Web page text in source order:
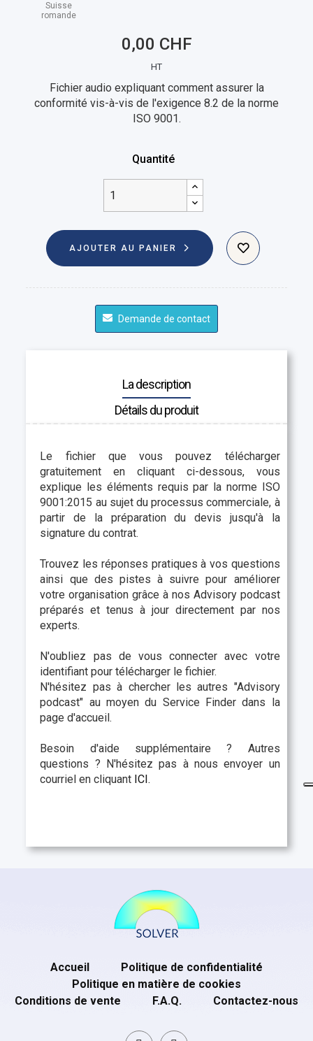
Suisse
romande
0,00 CHF
HT
Fichier audio expliquant comment assurer la
conformité vis-à-vis de l'exigence 8.2 de la norme
ISO 9001.
Quantité
AJOUTER AU PANIER
Demande de contact
La description
Détails du produit
Le fichier que vous pouvez télécharger
gratuitement en cliquant ci-dessous, vous
explique les éléments requis par la norme ISO
9001:2015 au sujet du processus commerciale, à
partir de la préparation du devis jusqu'à la
signature du contrat.
Trouvez les réponses pratiques à vos questions
ainsi que des pistes à suivre pour améliorer
votre organisation grâce à nos Advisory podcast
préparés et tenus à jour directement par nos
experts.
N'oubliez pas de vous connecter avec votre
identifiant pour télécharger le fichier.
N'hésitez pas à chercher les autres "Advisory
podcast" au moyen du Service Finder dans la
page d'accueil.
Besoin d'aide supplémentaire ? Autres
questions ? N'hésitez pas à nous envoyer un
courriel en cliquant ICI.
Accueil
Politique de confidentialité
Politique en matière de cookies
Conditions de vente
F.A.Q. Contactez-nous